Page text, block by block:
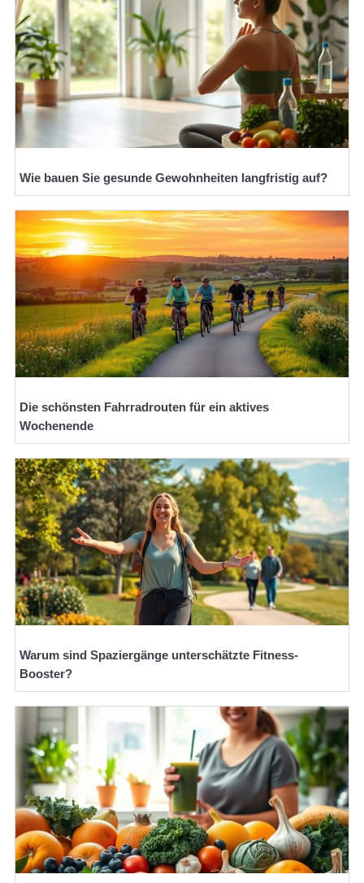
Wie bauen Sie gesunde Gewohnheiten langfristig auf?
Die schönsten Fahrradrouten für ein aktives
Wochenende
Warum sind Spaziergänge unterschätzte Fitness-
Booster?